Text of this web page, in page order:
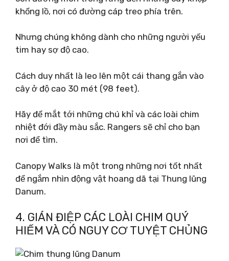
khổng lồ, nơi có đường cáp treo phía trên.
Nhưng chúng không dành cho những người yếu
tim hay sợ độ cao.
Cách duy nhất là leo lên một cái thang gắn vào
cây ở độ cao 30 mét (98 feet).
Hãy để mắt tới những chú khỉ và các loài chim
nhiệt đới đầy màu sắc. Rangers sẽ chỉ cho bạn
nơi để tìm.
Canopy Walks là một trong những nơi tốt nhất
để ngắm nhìn động vật hoang dã tại Thung lũng
Danum.
4. GIÁN ĐIỆP CÁC LOÀI CHIM QUÝ
HIẾM VÀ CÓ NGUY CƠ TUYỆT CHỦNG